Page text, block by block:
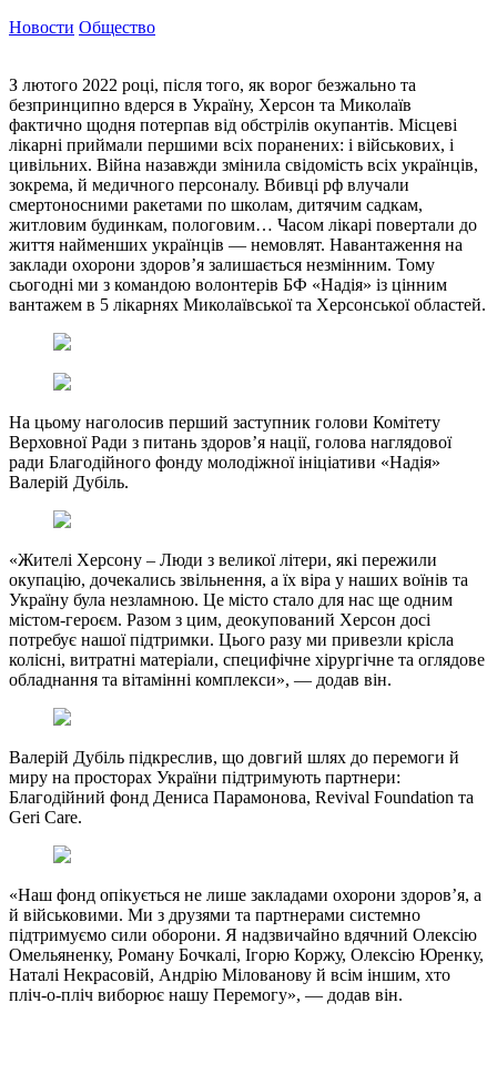
Новости Общество
З лютого 2022 році, після того, як ворог безжально та
безпринципно вдерся в Україну, Херсон та Миколаїв
фактично щодня потерпав від обстрілів окупантів. Місцеві
лікарні приймали першими всіх поранених: і військових, і
цивільних. Війна назавжди змінила свідомість всіх українців,
зокрема, й медичного персоналу. Вбивці рф влучали
смертоносними ракетами по школам, дитячим садкам,
житловим будинкам, пологовим… Часом лікарі повертали до
життя найменших українців — немовлят. Навантаження на
заклади охорони здоровʼя залишається незмінним. Тому
сьогодні ми з командою волонтерів БФ «Надія» із цінним
вантажем в 5 лікарнях Миколаївської та Херсонської областей.
На цьому наголосив перший заступник голови Комітету
Верховної Ради з питань здоровʼя нації, голова наглядової
ради Благодійного фонду молодіжної ініціативи «Надія»
Валерій Дубіль.
«Жителі Херсону – Люди з великої літери, які пережили
окупацію, дочекались звільнення, а їх віра у наших воїнів та
Україну була незламною. Це місто стало для нас ще одним
містом-героєм. Разом з цим, деокупований Херсон досі
потребує нашої підтримки. Цього разу ми привезли крісла
колісні, витратні матеріали, специфічне хірургічне та оглядове
обладнання та вітамінні комплекси», — додав він.
Валерій Дубіль підкреслив, що довгий шлях до перемоги й
миру на просторах України підтримують партнери:
Благодійний фонд Дениса Парамонова, Revival Foundation та
Geri Care.
«Наш фонд опікується не лише закладами охорони здоровʼя, а
й військовими. Ми з друзями та партнерами системно
підтримуємо сили оборони. Я надзвичайно вдячний Олексію
Омельяненку, Роману Бочкалі, Ігорю Коржу, Олексію Юренку,
Наталі Некрасовій, Андрію Мілованову й всім іншим, хто
пліч-о-пліч виборює нашу Перемогу», — додав він.